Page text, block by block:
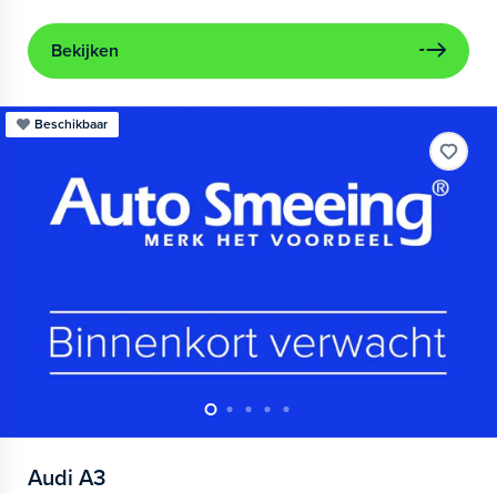
Bekijken
Beschikbaar
Audi A3